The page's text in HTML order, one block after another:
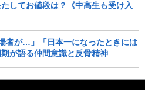
してお値段は？《中高生も受け入
者が…」「日本一になったときには
が語る仲間意識と反骨精神